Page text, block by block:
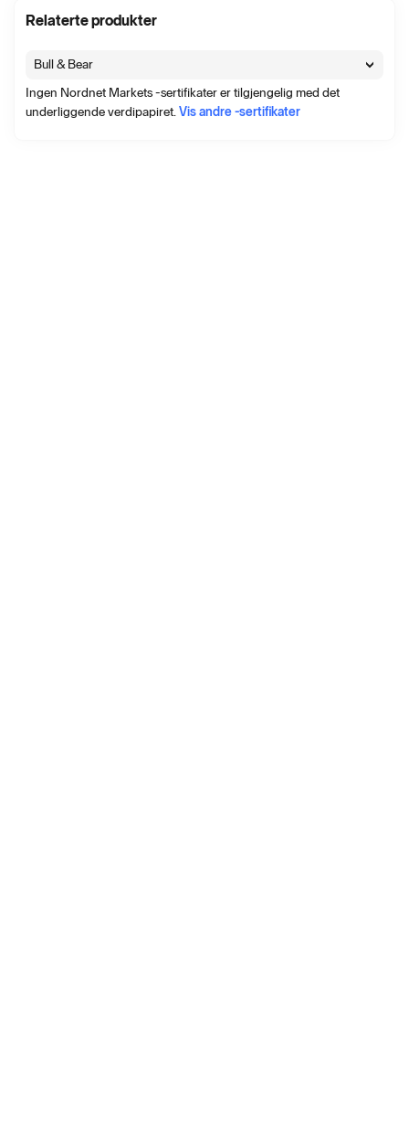
Relaterte produkter
Bull & Bear
Ingen Nordnet Markets -sertifikater er tilgjengelig med det
underliggende verdipapiret.Vis andre -sertifikater